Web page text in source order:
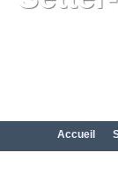
Accueil